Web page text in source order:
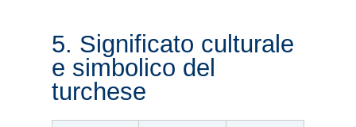
5. Significato culturale
e simbolico del
turchese